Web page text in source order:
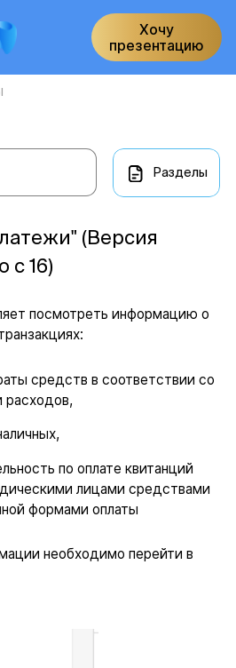
Хочу
презентацию
Разделы
(Версия
с 16)
посмотреть информацию о
средств в соответствии со
расходов,
по оплате квитанций
лицами средствами
формами оплаты
необходимо перейти в